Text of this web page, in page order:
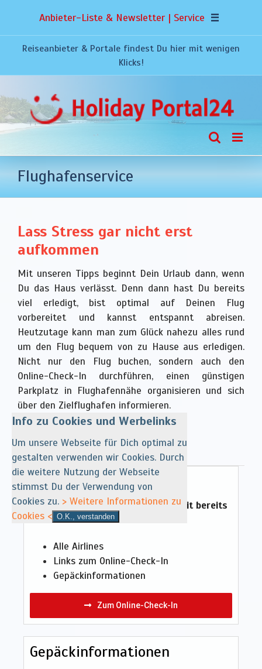
springen
Anbieter-Liste & Newsletter | Service
Reiseanbieter & Portale findest Du hier mit wenigen
Klicks!
Flughafenservice
Lass Stress gar nicht erst
aufkommen
Mit unseren Tipps beginnt Dein Urlaub dann, wenn
Du das Haus verlässt. Denn dann hast Du bereits
viel erledigt, bist optimal auf Deinen Flug
vorbereitet und kannst entspannt abreisen.
Heutzutage kann man zum Glück nahezu alles rund
um den Flug bequem von zu Hause aus erledigen.
Nicht nur den Flug buchen, sondern auch den
Online-Check-In durchführen, einen günstigen
Parkplatz in Flughafennähe organisieren und sich
über den Zielflughafen informieren.
Themen rund um den Flug
Online-Check-In
So nutzt Du bequem die Möglichkeit bereits
von zu Hause aus einzuchecken.
Alle Airlines
Links zum Online-Check-In
Gepäckinformationen
Zum Online-Check-In
Gepäckinformationen
Info zu Cookies und Werbelinks
Um unsere Webseite für Dich optimal zu
gestalten verwenden wir Cookies. Durch
die weitere Nutzung der Webseite
stimmst Du der Verwendung von
Cookies zu. > Weitere Informationen zu
Cookies < O.K., verstanden